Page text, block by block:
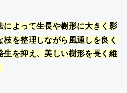
によって生長や樹形に大きく影
を整理しながら風通しを良く
生を抑え、美しい樹形を長く維